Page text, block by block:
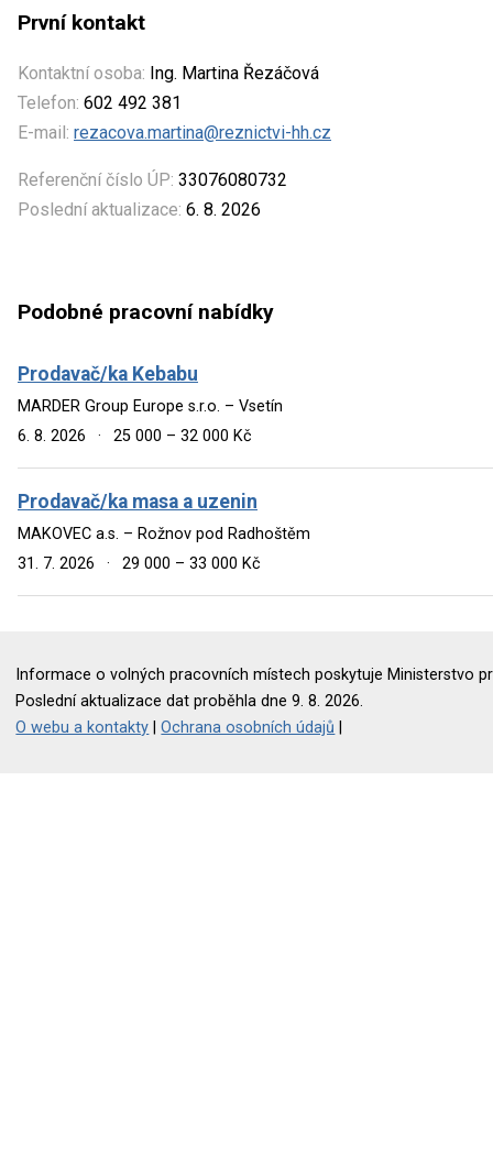
První kontakt
Kontaktní osoba: Ing. Martina Řezáčová
Telefon: 602 492 381
E-mail: rezacova.martina@reznictvi-hh.cz
Referenční číslo ÚP: 33076080732
Poslední aktualizace: 6. 8. 2026
Podobné pracovní nabídky
Prodavač/ka Kebabu
MARDER Group Europe s.r.o. – Vsetín
6. 8. 2026
· 25 000 – 32 000 Kč
Prodavač/ka masa a uzenin
MAKOVEC a.s. – Rožnov pod Radhoštěm
31. 7. 2026
· 29 000 – 33 000 Kč
Informace o volných pracovních místech poskytuje Ministerstvo
Poslední aktualizace dat proběhla dne 9. 8. 2026.
O webu a kontakty |Ochrana osobních údajů